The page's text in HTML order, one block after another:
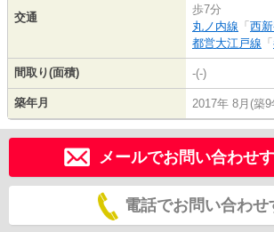
交通
歩7分
丸ノ内線 「 西
都営大江戸線 「
間取り(面積) -(-)
築年月 2017年 8月(築9
メールでお問い合わせ
電話でお問い合わせ